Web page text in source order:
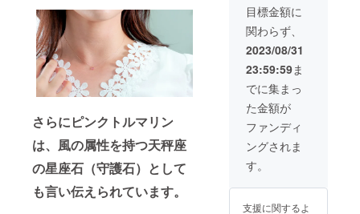
さらにピンクトルマリン
は、風の属性を持つ天秤座
の星座石（守護石）として
も言い伝えられています。
選した
宝石を
使っ
た、10
金の
ジュエ
リーで
す。金
の資産
価値だ
けでは
なく、
う、デ
す。 ※
写真と
実際の
商品で
は、
ディス
プレイ
によっ
て色合
いに違
いが生
じる場
す。ご
了承下
ます。
※ご注文
状況、
使用部
材の供
給状
況、製
造工程
上の都
合等に
より出
荷時期
がござ
いま
ル写真
とは色
合いや
濃淡、
ラ、模
様の出
方が異
なる場
合や、
細かい
キズや
れる場
合がご
0PG（
ピンク
ゴール
ド） ※
オプ
ション
より3種
類から
お選び
いただ
けま
す。 ※
ている
ため、
：
3.3mm
作成可
能サイ
ズ： 5
号～18
号 ※オ
プショ
ンから
お選び
くださ
い。 付
証書
目標金額に
関わらず、
2023/08/31
23:59:59ま
でに集まっ
た金額が
ファンディ
ングされま
す。
支援に関するよ